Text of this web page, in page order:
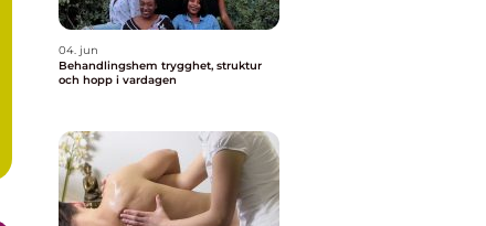
04. jun
Behandlingshem trygghet, struktur
och hopp i vardagen